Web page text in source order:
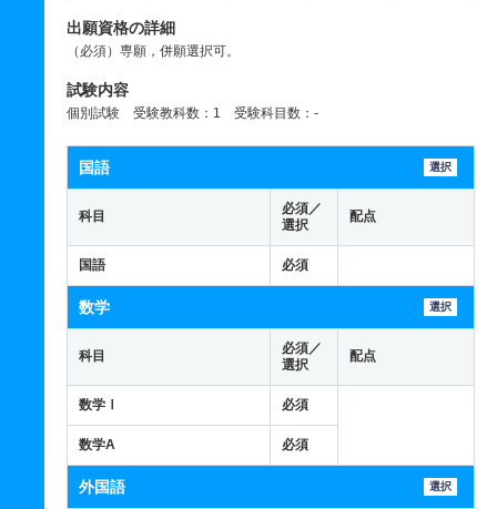
出願資格の詳細
（必須）専願，併願選択可。
試験内容
個別試験 受験教科数：1 受験科目数：-
国語 選択
科目
必須／
選択
配点
国語 必須
数学 選択
科目
必須／
選択
配点
数学Ⅰ 必須
数学A 必須
外国語 選択